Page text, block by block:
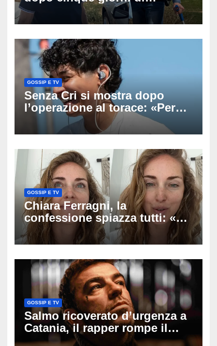
ricerche: il giallo dell’80enne
scomparso dopo essere
GOSSIP E TV
Senza Cri si mostra dopo
l’operazione al torace: «Per
anni mi sentivo in trappola», il
racconto sul difficile percorso
GOSSIP E TV
Chiara Ferragni, la
confessione spiazza tutti: «Un
mio ex voleva che mi rifacessi
il seno». Poi svela i ritocchi di
GOSSIP E TV
Salmo ricoverato d’urgenza a
Catania, il rapper rompe il
silenzio dopo la notte in